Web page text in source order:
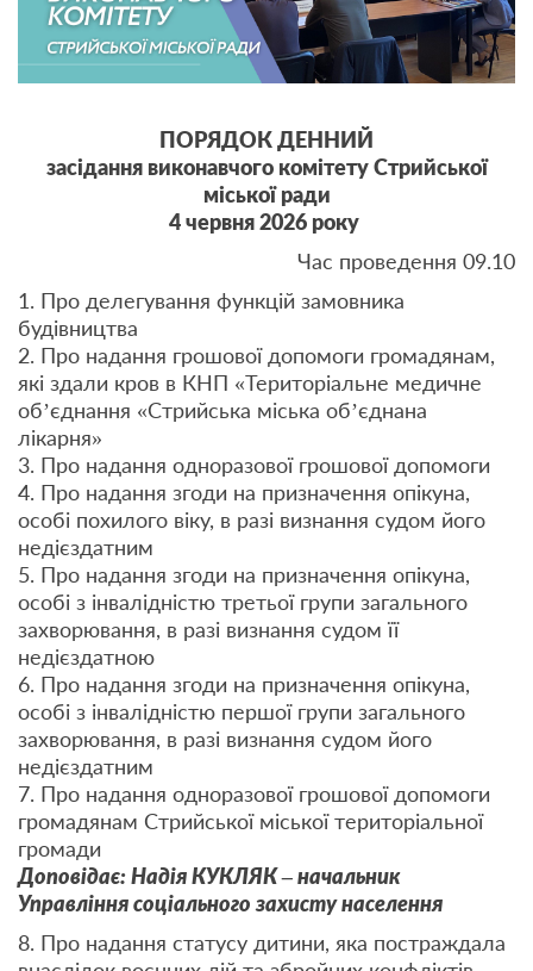
ПОРЯДОК ДЕННИЙ
засідання виконавчого комітету Стрийської
міської ради
4 червня 2026 року
Час проведення 09.10
1. Про делегування функцій замовника
будівництва
2. Про надання грошової допомоги громадянам,
які здали кров в КНП «Територіальне медичне
об’єднання «Стрийська міська об’єднана
лікарня»
3. Про надання одноразової грошової допомоги
4. Про надання згоди на призначення опікуна,
особі похилого віку, в разі визнання судом його
недієздатним
5. Про надання згоди на призначення опікуна,
особі з інвалідністю третьої групи загального
захворювання, в разі визнання судом її
недієздатною
6. Про надання згоди на призначення опікуна,
особі з інвалідністю першої групи загального
захворювання, в разі визнання судом його
недієздатним
7. Про надання одноразової грошової допомоги
громадянам Стрийської міської територіальної
громади
Доповідає: Надія КУКЛЯК – начальник
Управління соціального захисту населення
8. Про надання статусу дитини, яка постраждала